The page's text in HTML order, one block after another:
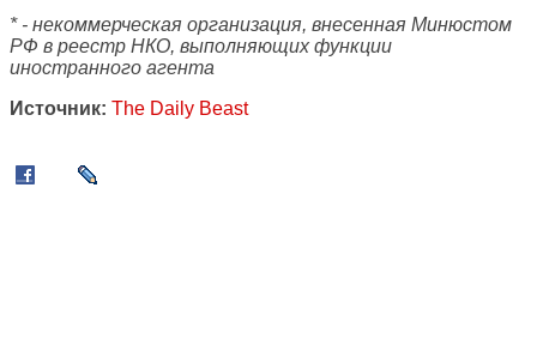
* - некоммерческая организация, внесенная Минюстом
РФ в реестр НКО, выполняющих функции
иностранного агента
Источник: The Daily Beast